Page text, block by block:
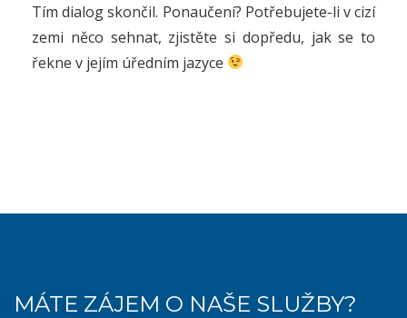
Tím dialog skončil. Ponaučení? Potřebujete-li v cizí
zemi něco sehnat, zjistěte si dopředu, jak se to
řekne v jejím úředním jazyce
MÁTE ZÁJEM O NAŠE SLUŽBY?